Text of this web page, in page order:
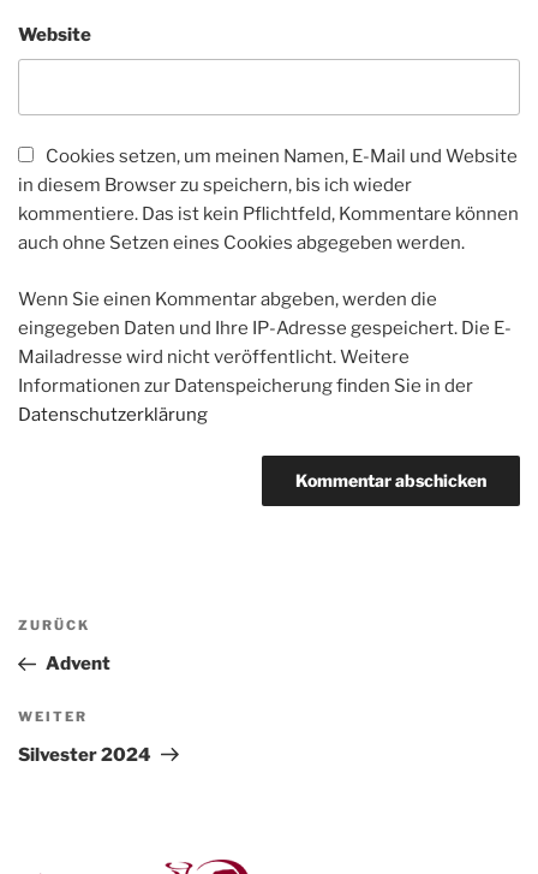
Website
Cookies setzen, um meinen Namen, E-Mail und Website
in diesem Browser zu speichern, bis ich wieder
kommentiere. Das ist kein Pflichtfeld, Kommentare können
auch ohne Setzen eines Cookies abgegeben werden.
Wenn Sie einen Kommentar abgeben, werden die
eingegeben Daten und Ihre IP-Adresse gespeichert. Die E-
Mailadresse wird nicht veröffentlicht. Weitere
Informationen zur Datenspeicherung finden Sie in der
Datenschutzerklärung
Beitragsnavigation
Vorheriger
Beitrag
ZURÜCK
Advent
Nächster
Beitrag
WEITER
Silvester 2024